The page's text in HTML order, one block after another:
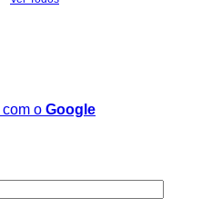
com o Google